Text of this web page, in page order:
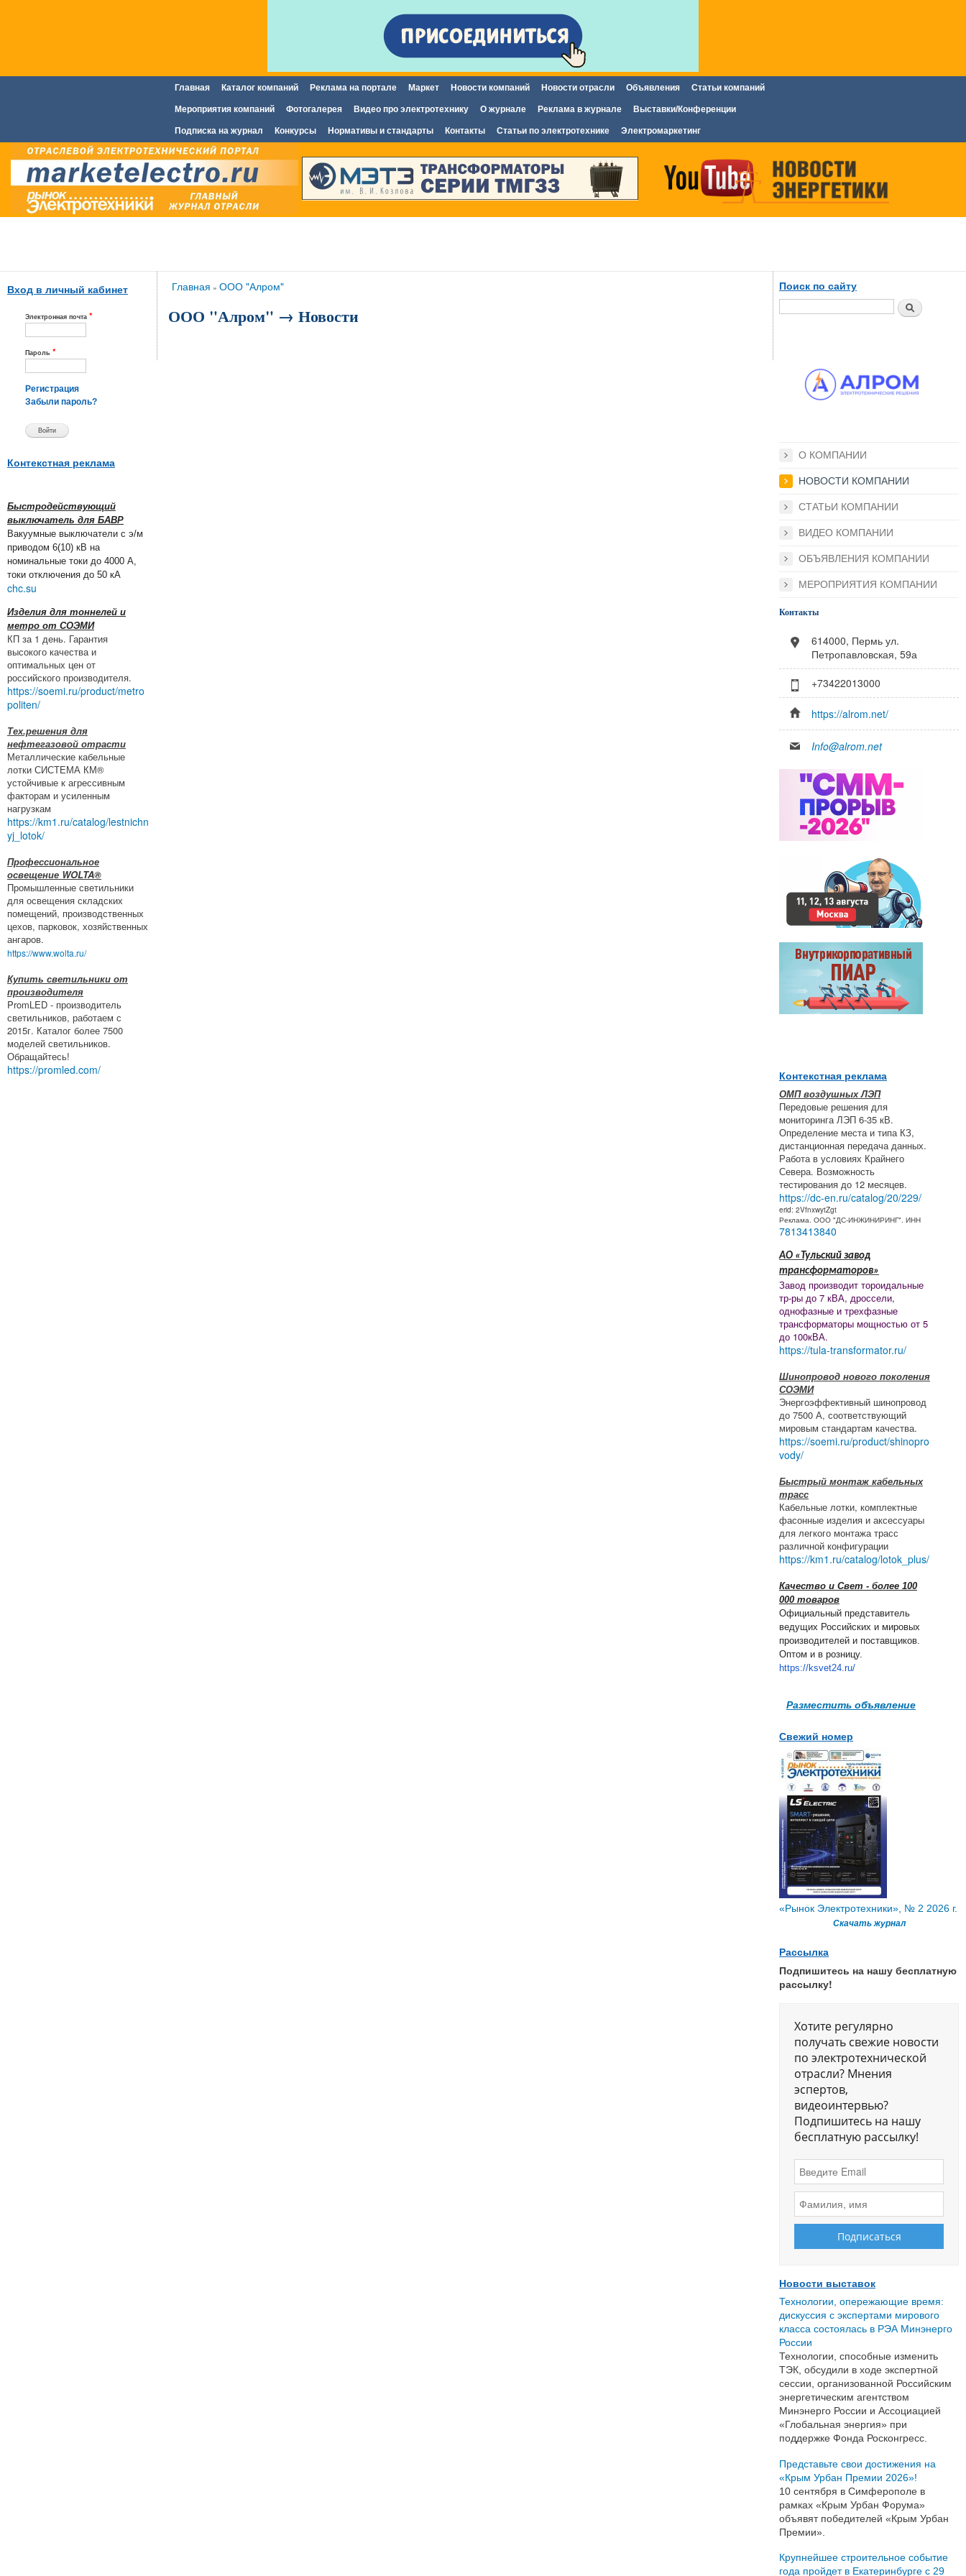
содержанию
Главное меню
Главная Каталог компаний Реклама на портале Маркет Новости компаний Новости отрасли Объявления Статьи компаний
Мероприятия компаний Фотогалерея Видео про электротехнику О журнале Реклама в журнале Выставки/Конференции
Подписка на журнал Конкурсы Нормативы и стандарты Контакты Статьи по электротехнике Электромаркетинг
Вход в личный кабинет
Электронная почта *
Пароль *
Регистрация
Забыли пароль?
Контекстная реклама
Быстродействующий
выключатель для БАВР
Вакуумные выключатели с э/м
приводом 6(10) кВ на
номинальные токи до 4000 А,
токи отключения до 50 кА
chc.su
Изделия для тоннелей и
метро от СОЭМИ
КП за 1 день. Гарантия
высокого качества и
оптимальных цен от
российского производителя.
https://soemi.ru/product/metro
politen/
Тех.решения для
нефтегазовой отрасти
Металлические кабельные
лотки СИСТЕМА КМ®
устойчивые к агрессивным
факторам и усиленным
нагрузкам
https://km1.ru/catalog/lestnichn
yj_lotok/
Профессиональное
освещение WOLTA®
Промышленные светильники
для освещения складских
помещений, производственных
цехов, парковок, хозяйственных
ангаров.
https://www.wolta.ru/
Купить светильники от
производителя
PromLED - производитель
светильников, работаем с
2015г. Каталог более 7500
моделей светильников.
Обращайтесь!
https://promled.com/
Вы здесь
Главная » ООО "Алром"
ООО "Алром" → Новости
Поиск по сайту
Поиск
О КОМПАНИИ
НОВОСТИ КОМПАНИИ
СТАТЬИ КОМПАНИИ
ВИДЕО КОМПАНИИ
ОБЪЯВЛЕНИЯ КОМПАНИИ
МЕРОПРИЯТИЯ КОМПАНИИ
Контакты
614000, Пермь ул.
Петропавловская, 59а
+73422013000
https://alrom.net/
Info@alrom.net
Контекстная реклама
ОМП воздушных ЛЭП
Передовые решения для
мониторинга ЛЭП 6-35 кВ.
Определение места и типа КЗ,
дистанционная передача данных.
Работа в условиях Крайнего
Севера. Возможность
тестирования до 12 месяцев.
https://dc-en.ru/catalog/20/229/
erid: 2VfnxwytZgt
Реклама. ООО "ДС-ИНЖИНИРИНГ". ИНН
7813413840
АО «Тульский завод
трансформаторов»
Завод производит тороидальные
тр-ры до 7 кВА, дроссели,
однофазные и трехфазные
трансформаторы мощностью от 5
до 100кВА.
https://tula-transformator.ru/
Шинопровод нового поколения
СОЭМИ
Энергоэффективный шинопровод
до 7500 А, соответствующий
мировым стандартам качества.
https://soemi.ru/product/shinopro
vody/
Быстрый монтаж кабельных
трасс
Кабельные лотки, комплектные
фасонные изделия и аксессуары
для легкого монтажа трасс
различной конфигурации
https://km1.ru/catalog/lotok_plus/
Качество и Свет - более 100
000 товаров
Официальный представитель
ведущих Российских и мировых
производителей и поставщиков.
Оптом и в розницу.
https://ksvet24.ru/
Разместить объявление
Свежий номер
«Рынок Электротехники», № 2 2026 г.
Скачать журнал
Рассылка
Подпишитесь на нашу бесплатную
рассылку!
Хотите регулярно
получать свежие новости
по электротехнической
отрасли? Мнения
эспертов,
видеоинтервью?
Подпишитесь на нашу
бесплатную рассылку!
Новости выставок
Технологии, опережающие время:
дискуссия с экспертами мирового
класса состоялась в РЭА Минэнерго
России
Технологии, способные изменить
ТЭК, обсудили в ходе экспертной
сессии, организованной Российским
энергетическим агентством
Минэнерго России и Ассоциацией
«Глобальная энергия» при
поддержке Фонда Росконгресс.
Представьте свои достижения на
«Крым Урбан Премии 2026»!
10 сентября в Симферополе в
рамках «Крым Урбан Форума»
объявят победителей «Крым Урбан
Премии».
Крупнейшее строительное событие
года пройдет в Екатеринбурге с 29